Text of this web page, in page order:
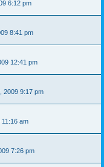
6:12 pm
8:41 pm
12:41 pm
2009 9:17 pm
11:16 am
7:26 pm